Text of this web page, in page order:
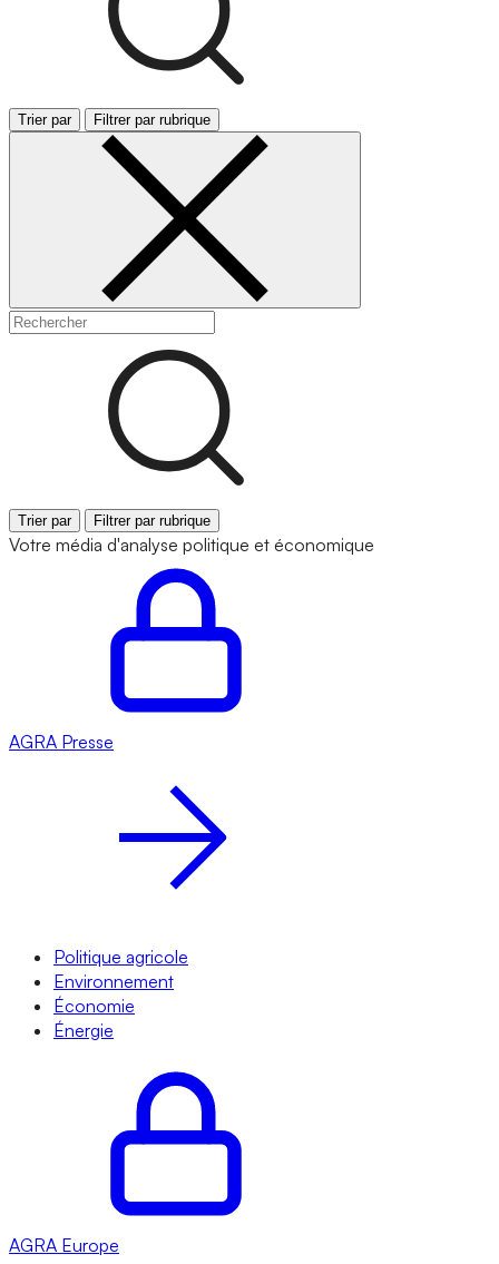
Trier par Filtrer par rubrique
Trier par Filtrer par rubrique
Votre média d'analyse politique et économique
AGRA Presse
Politique agricole
Environnement
Économie
Énergie
AGRA Europe